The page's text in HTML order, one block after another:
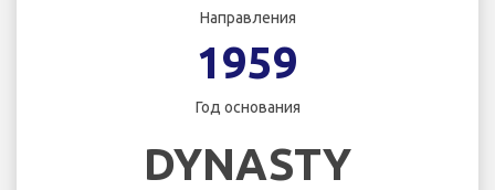
Направления
1959
Год основания
DYNASTY